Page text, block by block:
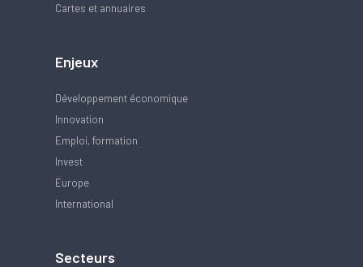
Cartes et annuaires
Enjeux
Développement économique
Innovation
Emploi, formation
Invest
Europe
International
Secteurs